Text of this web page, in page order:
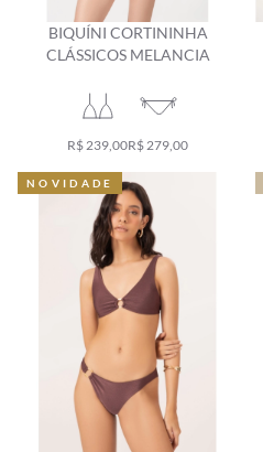
BIQUÍNI CORTININHA
CLÁSSICOS MELANCIA
R$ 239,00R$ 279,00
NOVIDADE
NOVIDADE